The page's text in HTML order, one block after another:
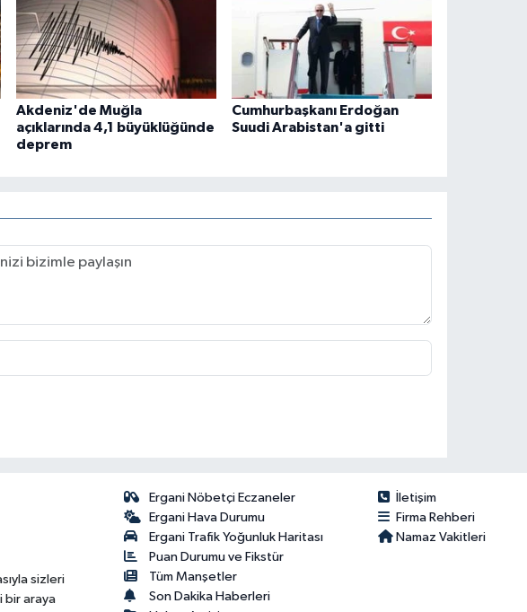
Akdeniz'de Muğla
açıklarında 4,1 büyüklüğünde
deprem
Cumhurbaşkanı Erdoğan
Suudi Arabistan'a gitti
sizleri
bir araya
Ergani Nöbetçi Eczaneler
Ergani Hava Durumu
Ergani Trafik Yoğunluk Haritası
Puan Durumu ve Fikstür
Tüm Manşetler
Son Dakika Haberleri
İletişim
Firma Rehberi
Namaz Vakitleri